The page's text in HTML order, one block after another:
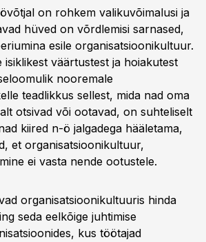
on rohkem valikuvõimalusi ja
hüved on võrdlemisi sarnased,
esile organisatsioonikultuur.
isiklikest väärtustest ja hoiakutest
nooremale
teadlikkus sellest, mida nad oma
otsivad või ootavad, on suhteliselt
kiired n-ö jalgadega hääletama,
et organisatsioonikultuur,
ei vasta nende ootustele.
organisatsioonikultuuris hinda
seda eelkõige juhtimise
kus töötajad